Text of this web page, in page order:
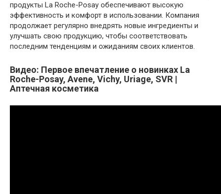
продукты La Roche-Posay обеспечивают высокую
эффективность и комфорт в использовании. Компания
продолжает регулярно внедрять новые ингредиенты и
улучшать свою продукцию, чтобы соответствовать
последним тенденциям и ожиданиям своих клиентов.
Видео: Первое впечатление о новинках La
Roche-Posay, Avene, Vichy, Uriage, SVR |
Аптечная косметика